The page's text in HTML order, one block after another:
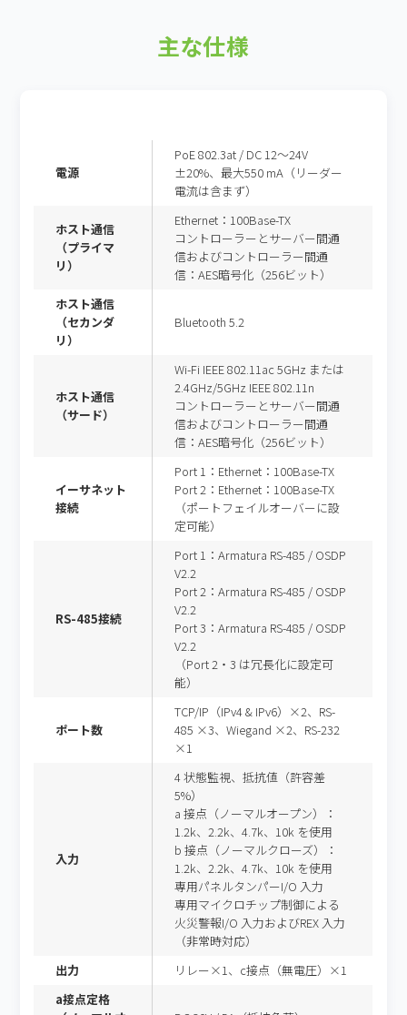
主な仕様
電源
PoE 802.3at / DC 12～24V
±20%、最大550 mA（リーダー
電流は含まず）
ホスト通信
（プライマ
リ）
Ethernet：100Base-TX
コントローラーとサーバー間通
信およびコントローラー間通
信：AES暗号化（256ビット）
ホスト通信
（セカンダ
リ）
Bluetooth 5.2
ホスト通信
（サード）
Wi-Fi IEEE 802.11ac 5GHz または
2.4GHz/5GHz IEEE 802.11n
コントローラーとサーバー間通
信およびコントローラー間通
信：AES暗号化（256ビット）
イーサネット
接続
Port 1：Ethernet：100Base-TX
Port 2：Ethernet：100Base-TX
（ポートフェイルオーバーに設
定可能）
RS-485接続
Port 1：Armatura RS-485 / OSDP
V2.2
Port 2：Armatura RS-485 / OSDP
V2.2
Port 3：Armatura RS-485 / OSDP
V2.2
（Port 2・3 は冗長化に設定可
能）
ポート数
TCP/IP（IPv4 & IPv6）×2、RS-
485 ×3、Wiegand ×2、RS-232
×1
入力
4 状態監視、抵抗値（許容差
5%）
a 接点（ノーマルオープン）：
1.2k、2.2k、4.7k、10k を使用
b 接点（ノーマルクローズ）：
1.2k、2.2k、4.7k、10k を使用
専用パネルタンパーI/O 入力
専用マイクロチップ制御による
火災警報I/O 入力およびREX 入力
（非常時対応）
出力
リレー×1、c接点（無電圧）×1
a接点定格